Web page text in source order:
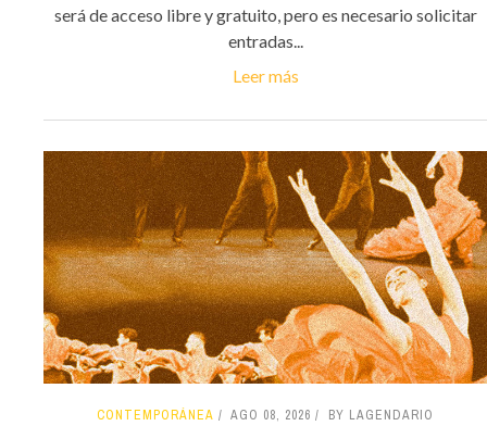
será de acceso libre y gratuito, pero es necesario solicitar
entradas...
Leer más
CONTEMPORÁNEA AGO 08, 2026 BY LAGENDARIO